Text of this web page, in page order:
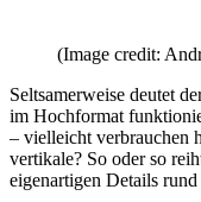
(Image credit:
Seltsamerweise deutet
im Hochformat
– vielleicht verbrauchen
vertikale? So oder so
eigenartigen Details